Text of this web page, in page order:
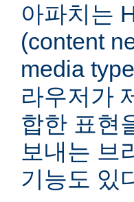
아파치는
(content
media
라우저가
합한 표현
보내는 브
기능도 있